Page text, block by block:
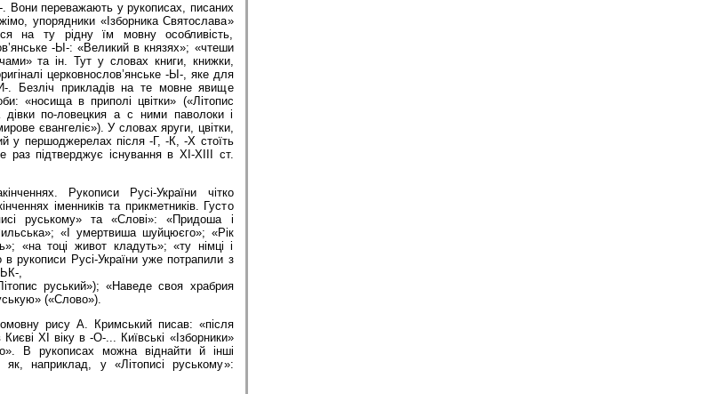
Вони переважають у рукописах, писаних
упорядники «Ізборника Святослава»
на ту рідну їм мовну особливість,
-Ы-: «Великий в князях»; «чтеши
та ін. Тут у словах книги, книжки,
церковнослов’янське -Ы-, яке для
. Безліч прикладів на те мовне явище
«носища в приполі цвітки» («Літопис
по-ловецкия а с ними паволоки і
євангеліє»). У словах яруги, цвітки,
у першоджерелах після -Г, -К, -X стоїть
підтверджує існування в ХІ-ХІІІ ст.
Рукописи Русі-України чітко
іменників та прикметників. Густо
руському» та «Слові»: «Придоша і
«І умертвиша шуйцюєго»; «Рік
«на тоці живот кладуть»; «ту німці і
рукописи Русі-України уже потрапили з
,
руський»); «Наведе своя храбрия
(«Слово»).
рису А. Кримський писав: «після
XI віку в -О-... Київські «Ізборники»
В рукописах можна віднайти й інші
наприклад, у «Літописі руському»: